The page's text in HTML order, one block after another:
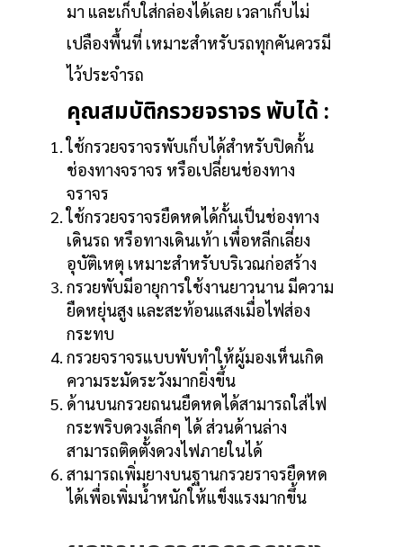
มา และเก็บใส่กล่องได้เลย เวลาเก็บไม่
เปลืองพื้นที่ เหมาะสำหรับรถทุกคันควรมี
ไว้ประจำรถ
คุณสมบัติกรวยจราจร พับได้ :
ใช้กรวยจราจรพับเก็บได้สำหรับปิดกั้น
ช่องทางจราจร หรือเปลี่ยนช่องทาง
จราจร
ใช้กรวยจราจรยืดหดได้กั้นเป็นช่องทาง
เดินรถ หรือทางเดินเท้า เพื่อหลีกเลี่ยง
อุบัติเหตุ เหมาะสำหรับบริเวณก่อสร้าง
กรวยพับมีอายุการใช้งานยาวนาน มีความ
ยืดหยุ่นสูง และสะท้อนแสงเมื่อไฟส่อง
กระทบ
กรวยจราจรแบบพับทำให้ผู้มองเห็นเกิด
ความระมัดระวังมากยิ่งขึ้น
ด้านบนกรวยถนนยืดหดได้สามารถใส่ไฟ
กระพริบดวงเล็กๆ ได้ ส่วนด้านล่าง
สามารถติดตั้งดวงไฟภายในได้
สามารถเพิ่มยางบนฐานกรวยราจรยืดหด
ได้เพื่อเพิ่มน้ำหนักให้แข็งแรงมากขึ้น